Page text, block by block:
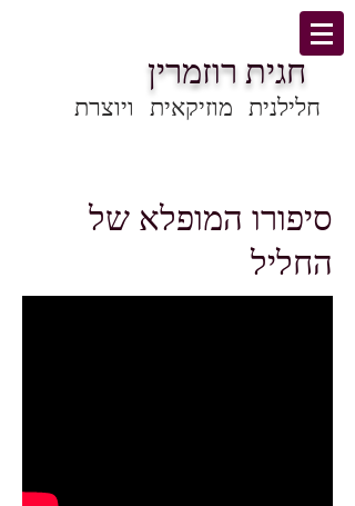
חגית רוזמרין
חלילנית מוזיקאית ויוצרת
סיפורו המופלא של
החליל